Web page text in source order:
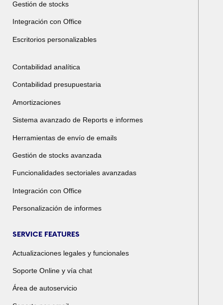
Gestión de stocks
Integración con Office
Escritorios personalizables
Contabilidad analítica
Contabilidad presupuestaria
Amortizaciones
Sistema avanzado de Reports e informes
Herramientas de envío de emails
Gestión de stocks avanzada
Funcionalidades sectoriales avanzadas
Integración con Office
Personalización de informes
SERVICE FEATURES
Actualizaciones legales y funcionales
Soporte Online y vía chat
Área de autoservicio